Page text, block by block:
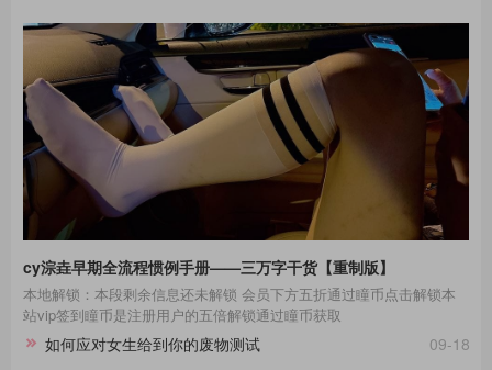
cy淙垚早期全流程惯例手册——三万字干货【重制版】
本地解锁：本段剩余信息还未解锁 会员下方五折通过瞳币点击解锁本
站vip签到瞳币是注册用户的五倍解锁通过瞳币获取
09-18
如何应对女生给到你的废物测试